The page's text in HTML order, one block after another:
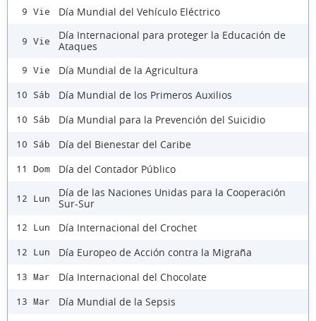
9 Vie Día Mundial del Vehículo Eléctrico
9 Vie
Día Internacional para proteger la Educación de
Ataques
9 Vie Día Mundial de la Agricultura
10 Sáb Día Mundial de los Primeros Auxilios
10 Sáb Día Mundial para la Prevención del Suicidio
10 Sáb Día del Bienestar del Caribe
11 Dom Día del Contador Público
12 Lun
Día de las Naciones Unidas para la Cooperación
Sur-Sur
12 Lun Día Internacional del Crochet
12 Lun Día Europeo de Acción contra la Migraña
13 Mar Día Internacional del Chocolate
13 Mar
Día Mundial de la Sepsis